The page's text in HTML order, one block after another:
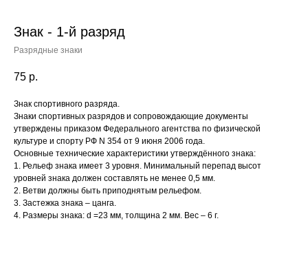
Знак - 1-й разряд
Разрядные знаки
75 р.
Знак спортивного разряда.
Знаки спортивных разрядов и сопровождающие документы
утверждены приказом Федерального агентства по физической
культуре и спорту РФ N 354 от 9 июня 2006 года.
Основные технические характеристики утверждённого знака:
1. Рельеф знака имеет 3 уровня. Минимальный перепад высот
уровней знака должен составлять не менее 0,5 мм.
2. Ветви должны быть приподнятым рельефом.
3. Застежка знака – цанга.
4. Размеры знака: d =23 мм, толщина 2 мм. Вес – 6 г.